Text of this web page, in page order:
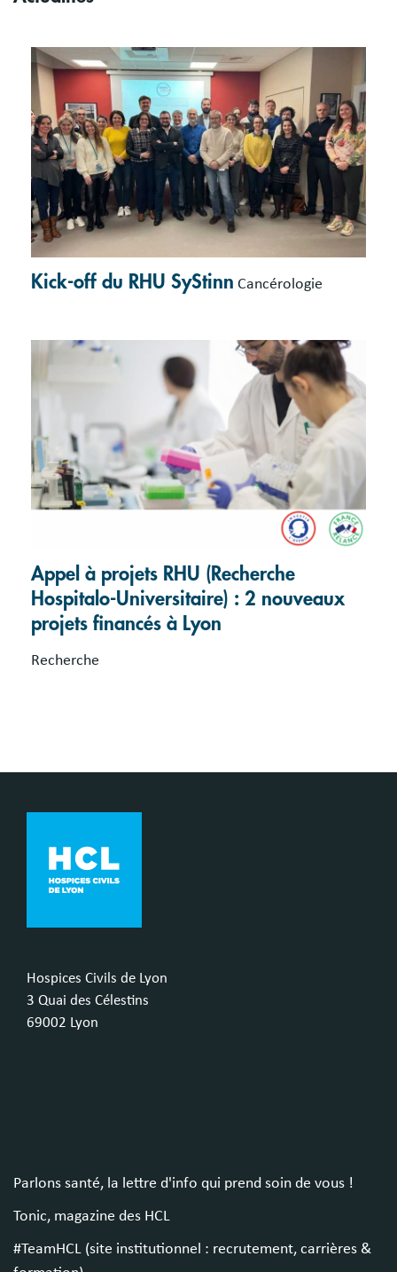
Kick-off du RHU SyStinn Cancérologie
Appel à projets RHU (Recherche
Hospitalo-Universitaire) : 2 nouveaux
projets financés à Lyon
Recherche
Hospices Civils de Lyon
3 Quai des Célestins
69002 Lyon
Parlons santé, la lettre d'info qui prend soin de vous !
Tonic, magazine des HCL
#TeamHCL (site institutionnel : recrutement, carrières &